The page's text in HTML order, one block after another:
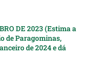
DE 2023 (Estima a
de Paragominas,
de 2024 e dá